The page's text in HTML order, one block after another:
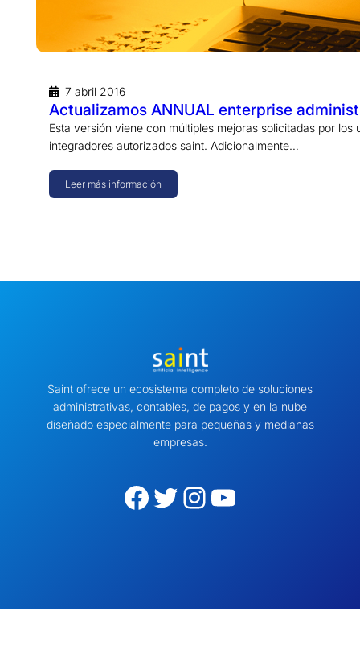
7 abril 2016
Actualizamos ANNUAL enterprise
Esta versión viene con múltiples mejoras solicitadas por los
integradores autorizados saint. Adicionalmente…
Leer más información
Saint ofrece un ecosistema completo de soluciones
administrativas, contables, de pagos y en la nube
diseñado especialmente para pequeñas y medianas
empresas.
Facebook Twitter Instagram YouTube